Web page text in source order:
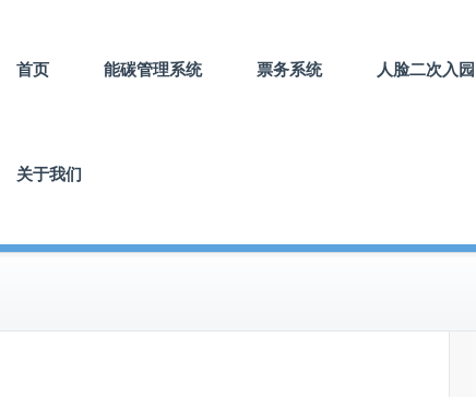
首页 能碳管理系统 票务系统 人脸二次入园
关于我们